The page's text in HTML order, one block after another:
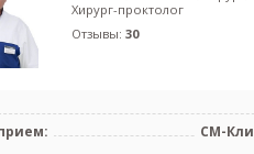
Хирург-проктолог
Отзывы: 30
СМ-